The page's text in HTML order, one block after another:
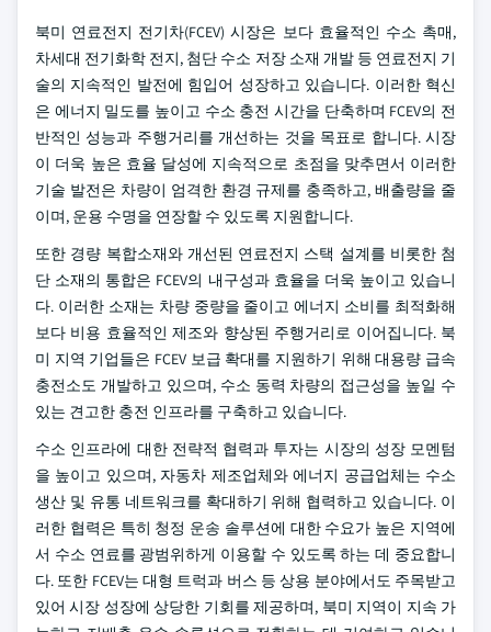
북미 연료전지 전기차(FCEV) 시장은 보다 효율적인 수소 촉매,
차세대 전기화학 전지, 첨단 수소 저장 소재 개발 등 연료전지 기
술의 지속적인 발전에 힘입어 성장하고 있습니다. 이러한 혁신
은 에너지 밀도를 높이고 수소 충전 시간을 단축하며 FCEV의 전
반적인 성능과 주행거리를 개선하는 것을 목표로 합니다. 시장
이 더욱 높은 효율 달성에 지속적으로 초점을 맞추면서 이러한
기술 발전은 차량이 엄격한 환경 규제를 충족하고, 배출량을 줄
이며, 운용 수명을 연장할 수 있도록 지원합니다.
또한 경량 복합소재와 개선된 연료전지 스택 설계를 비롯한 첨
단 소재의 통합은 FCEV의 내구성과 효율을 더욱 높이고 있습니
다. 이러한 소재는 차량 중량을 줄이고 에너지 소비를 최적화해
보다 비용 효율적인 제조와 향상된 주행거리로 이어집니다. 북
미 지역 기업들은 FCEV 보급 확대를 지원하기 위해 대용량 급속
충전소도 개발하고 있으며, 수소 동력 차량의 접근성을 높일 수
있는 견고한 충전 인프라를 구축하고 있습니다.
수소 인프라에 대한 전략적 협력과 투자는 시장의 성장 모멘텀
을 높이고 있으며, 자동차 제조업체와 에너지 공급업체는 수소
생산 및 유통 네트워크를 확대하기 위해 협력하고 있습니다. 이
러한 협력은 특히 청정 운송 솔루션에 대한 수요가 높은 지역에
서 수소 연료를 광범위하게 이용할 수 있도록 하는 데 중요합니
다. 또한 FCEV는 대형 트럭과 버스 등 상용 분야에서도 주목받고
있어 시장 성장에 상당한 기회를 제공하며, 북미 지역이 지속 가